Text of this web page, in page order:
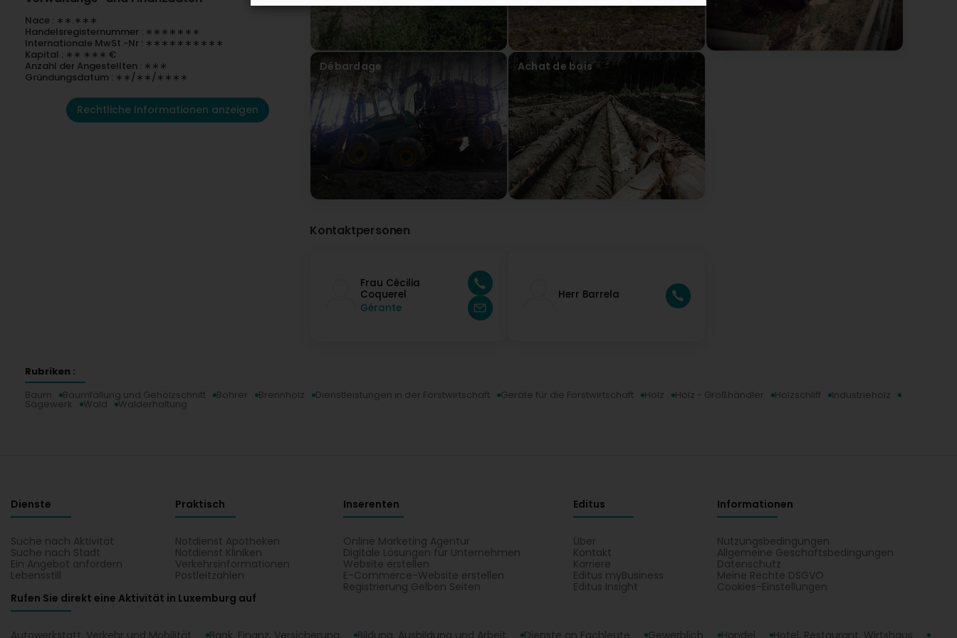
Nace : ∗∗.∗∗∗
Handelsregisternummer : ∗∗∗∗∗∗∗
Internationale MwSt.-Nr : ∗∗∗∗∗∗∗∗∗∗
Kapital : ∗∗ ∗∗∗ €
Anzahl der Angestellten : ∗∗∗
Gründungsdatum : ∗∗/∗∗/∗∗∗∗
Rechtliche Informationen anzeigen
Débardage Achat de bois
Kontaktpersonen
Frau Cécilia
Coquerel
Gérante
Herr Barrela
Rubriken :
Baum
Baumfällung und Gehölzschnitt Bohrer Brennholz Dienstleistungen in der Forstwirtschaft Geräte für die Forstwirtschaft Holz Holz - Großhändler Holzschliff Industrieholz
Sägewerk Wald Walderhaltung
Dienste
Suche nach Aktivität
Suche nach Stadt
Ein Angebot anfordern
Lebensstill
Praktisch
Notdienst Apotheken
Notdienst Kliniken
Verkehrsinformationen
Postleitzahlen
Inserenten
Online Marketing Agentur
Digitale Lösungen für Unternehmen
Website erstellen
E-Commerce-Website erstellen
Registrierung Gelben Seiten
Editus
Über
Kontakt
Karriere
Editus myBusiness
Editus Insight
Informationen
Nutzungsbedingungen
Allgemeine Geschäftsbedingungen
Datenschutz
Meine Rechte DSGVO
Cookies-Einstellungen
Rufen Sie direkt eine Aktivität in Luxemburg auf